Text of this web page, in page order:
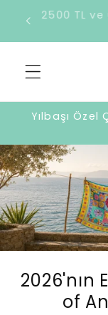
İçeriğe
atla
2500 TL
Yılbaşı
2026'nın
of